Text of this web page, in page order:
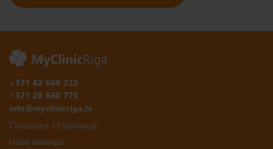
Главная страница
Наша команда
+371 62 666 222
+371 28 660 775
info@myclinicriga.lv